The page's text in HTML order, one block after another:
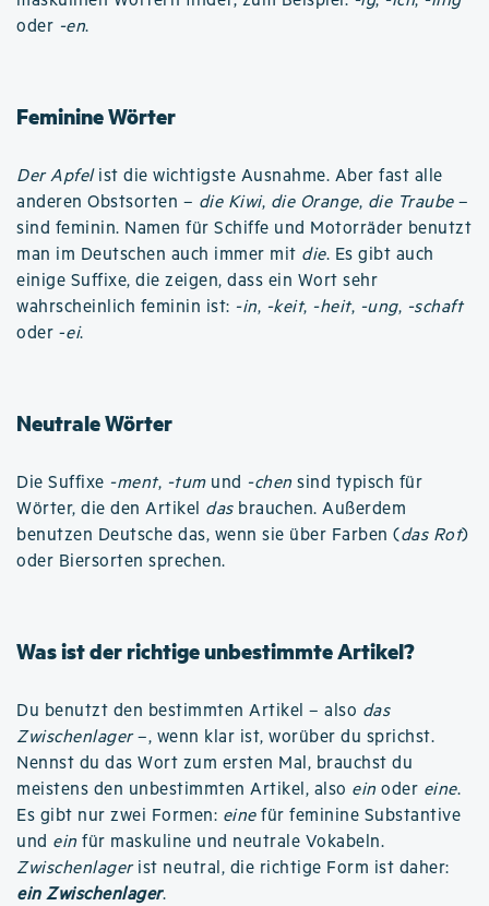
oder -en.
Feminine Wörter
Der Apfelist die wichtigste Ausnahme. Aber fast alle
anderen Obstsorten – die Kiwi, die Orange, die Traube–
sind feminin. Namen für Schiffe und Motorräder benutzt
man im Deutschen auch immer mit die. Es gibt auch
einige Suffixe, die zeigen, dass ein Wort sehr
wahrscheinlich feminin ist: -in, -keit, -heit, -ung, -schaft
oder -ei.
Neutrale Wörter
Die Suffixe -ment, -tumund -chen sind typisch für
Wörter, die den Artikel dasbrauchen. Außerdem
benutzen Deutsche das, wenn sie über Farben (das Rot)
oder Biersorten sprechen.
Was ist der richtige unbestimmte Artikel?
Du benutzt den bestimmten Artikel – also das
Zwischenlager–, wenn klar ist, worüber du sprichst.
Nennst du das Wort zum ersten Mal, brauchst du
meistens den unbestimmten Artikel, also ein oder eine.
Es gibt nur zwei Formen: einefür feminine Substantive
und ein für maskuline und neutrale Vokabeln.
Zwischenlagerist neutral, die richtige Form ist daher:
ein Zwischenlager.